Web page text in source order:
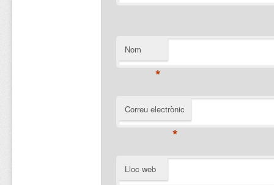
Nom
*
Correu electrònic
*
Lloc web